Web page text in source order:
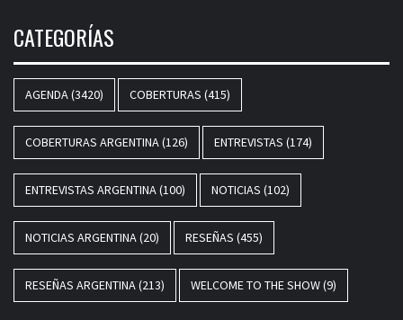
CATEGORÍAS
AGENDA(3420) COBERTURAS (415)
COBERTURAS ARGENTINA(126) ENTREVISTAS (174)
ENTREVISTAS ARGENTINA(100) NOTICIAS (102)
NOTICIAS ARGENTINA(20) RESEÑAS (455)
RESEÑAS ARGENTINA(213) WELCOME TO THE SHOW(9)